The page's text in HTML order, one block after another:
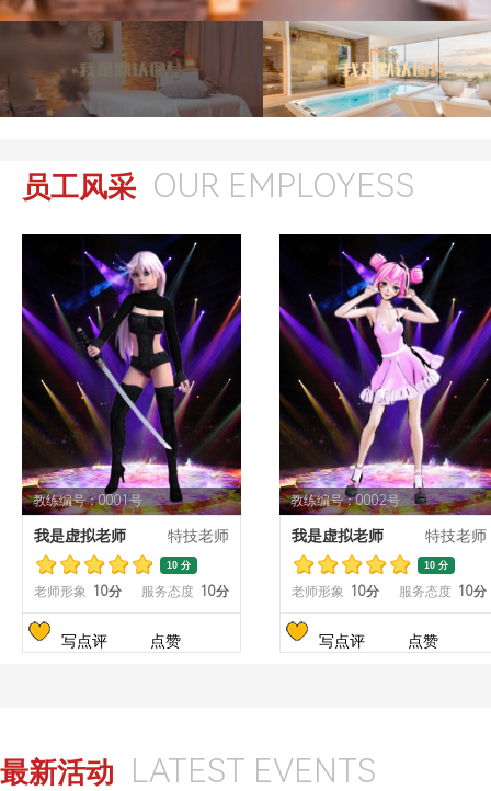
员工风采 OUR EMPLOYESS
教练编号：0001号
我是虚拟老师 特技老师
10 分
老师形象 10分 服务态度 10分
写点评 点赞
教练编号：0002号
我是虚拟老师 特技老师
10 分
老师形象 10分 服务态度 10分
写点评 点赞
最新活动 LATEST EVENTS